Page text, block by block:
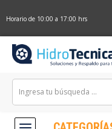
Horario de 10:00 a 17:00 hrs